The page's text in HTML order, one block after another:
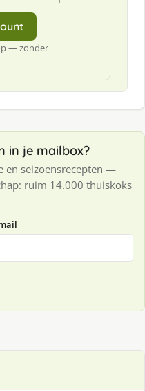
— zonder
in je mailbox?
en seizoensrecepten —
ruim 14.000 thuiskoks